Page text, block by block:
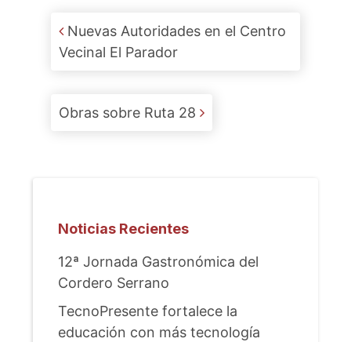
Post navigation
Nuevas Autoridades en el Centro
Vecinal El Parador
Obras sobre Ruta 28
Noticias Recientes
12ª Jornada Gastronómica del
Cordero Serrano
TecnoPresente fortalece la
educación con más tecnología